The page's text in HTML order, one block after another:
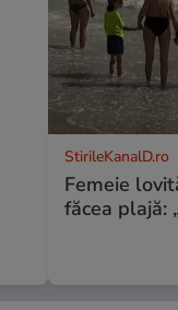
StirileKanalD.ro
Femeie
făcea plajă: